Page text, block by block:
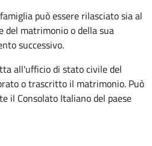
può essere rilasciato sia al
del matrimonio o della sua
successivo.
all'ufficio di stato civile del
o trascritto il matrimonio. Può
il Consolato Italiano del paese